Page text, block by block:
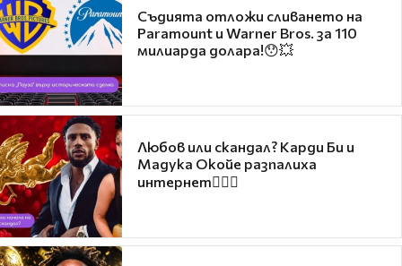
Съдията отложи сливането на
Paramount и Warner Bros. за 110
милиарда долара!😯💥
Любов или скандал? Карди Би и
Мадука Окойе разпалиха
интернет❤️‍🔥🔥